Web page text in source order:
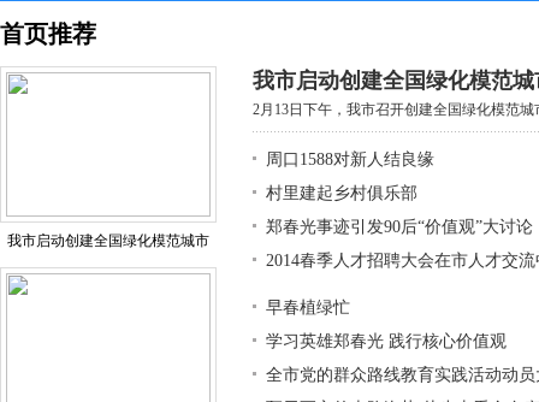
首页推荐
我市启动创建全国绿化模范城市
我市启动创建全国绿化模范
2月13日下午，我市召开创建全国绿化模范
周口1588对新人结良缘
村里建起乡村俱乐部
郑春光事迹引发90后“价值观”大讨论
2014春季人才招聘大会在市人才交
早春植绿忙
学习英雄郑春光 践行核心价值观
全市党的群众路线教育实践活动动